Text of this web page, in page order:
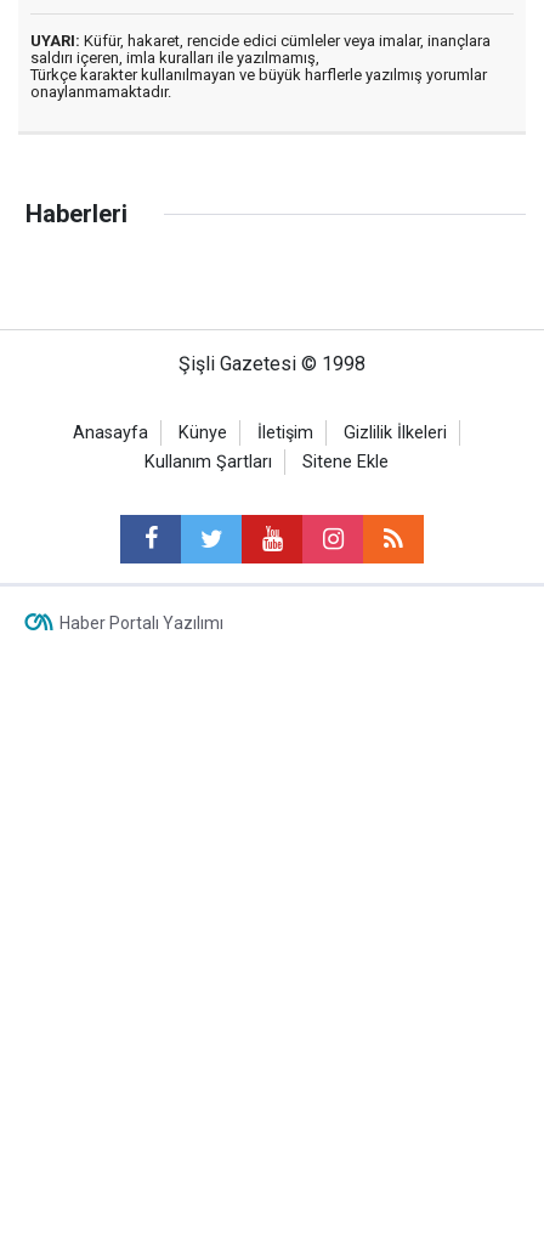
UYARI: Küfür, hakaret, rencide edici cümleler veya imalar, inançlara
saldırı içeren, imla kuralları ile yazılmamış,
Türkçe karakter kullanılmayan ve büyük harflerle yazılmış yorumlar
onaylanmamaktadır.
Haberleri
Şişli Gazetesi © 1998
Anasayfa Künye İletişim
Gizlilik İlkeleri
Kullanım Şartları
Sitene Ekle
Haber Portalı Yazılımı